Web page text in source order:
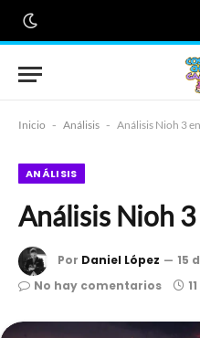
Inicio - Análisis - Análisis Nioh 3
ANÁLISIS
Análisis Nioh 3
Por Daniel López
15
No hay comentarios